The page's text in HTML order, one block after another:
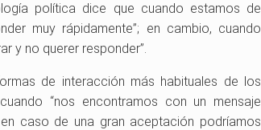
política dice que cuando estamos de
muy rápidamente”; en cambio, cuando
y no querer responder”.
de interacción más habituales de los
“nos encontramos con un mensaje
caso de una gran aceptación podríamos